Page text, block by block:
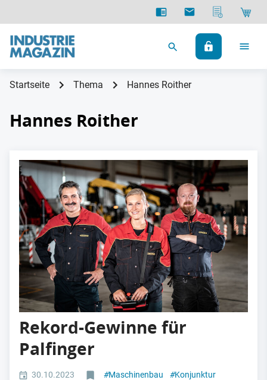
Startseite Thema Hannes Roither
Hannes Roither
Rekord-Gewinne für
Palfinger
30.10.2023 #Maschinenbau #Konjunktur